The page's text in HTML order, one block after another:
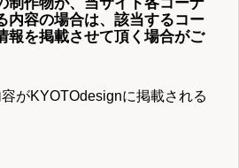
制作物が、当サイト各コーナ
内容の場合は、該当するコー
報を掲載させて頂く場合がご
がKYOTOdesignに掲載される